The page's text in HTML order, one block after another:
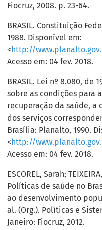
Fiocruz, 2008. p. 23-64.
BRASIL. Constituição
1988. Disponível em:
< http://www.planalto.gov.br/
Acesso em: 04 fev. 2018.
BRASIL. Lei nº 8.080, de
sobre as condições para
recuperação da saúde, a
dos serviços
Brasília: Planalto, 1990.
< http://
Acesso em: 04 fev. 2018.
ESCOREL, Sarah;
Políticas de saúde no
ao desenvolvimento
al. (Org.). Políticas e
Janeiro: Fiocruz, 2012.